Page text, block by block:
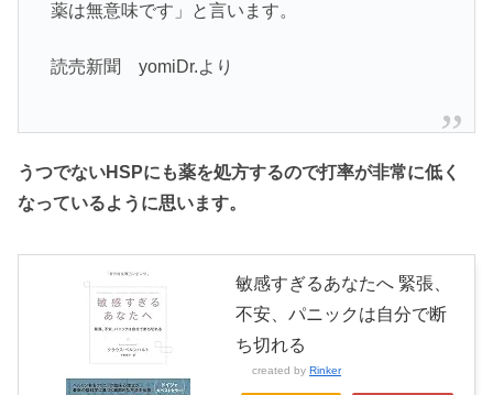
薬は無意味です」と言います。
読売新聞 yomiDr.より
うつでないHSPにも薬を処方するので打率が非常に低く
なっているように思います。
敏感すぎるあなたへ 緊張、
不安、パニックは自分で断
ち切れる
created by Rinker